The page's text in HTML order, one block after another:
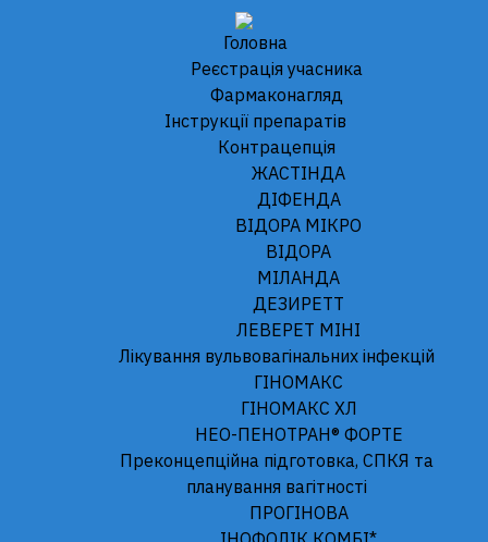
Головна
Реєстрація учасника
Фармаконагляд
Iнструкції препаратів
Контрацепція
ЖАСТІНДА
ДІФЕНДА
ВІДОРА МІКРО
ВІДОРА
МІЛАНДА
ДЕЗИРЕТТ
ЛЕВЕРЕТ МІНІ
Лікування вульвовагінальних інфекцій
ГІНОМАКС
ГІНОМАКС XЛ
НЕО-ПЕНОТРАН® ФОРТЕ
Преконцепційна підготовка, СПКЯ та
планування вагітності
ПРОГІНОВА
ВІДОРА МІКРО
ІНСТРУКЦІЯ
для медичного застосування лікарського засобу